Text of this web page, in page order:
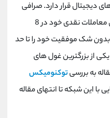
دیجیتال قرار دارد. صرافی
بایننس نیز تون کوین را در بخش معاملات نقدی خود در 8
شک موفقیت خود را تا حد
از بزرگترین غول های
به بررسیتوکنومیکس
با این شبکه تا انتهای مقاله
@alireza.mehrabii
@alirezamehrabi_com
@alirezamehrabi_official